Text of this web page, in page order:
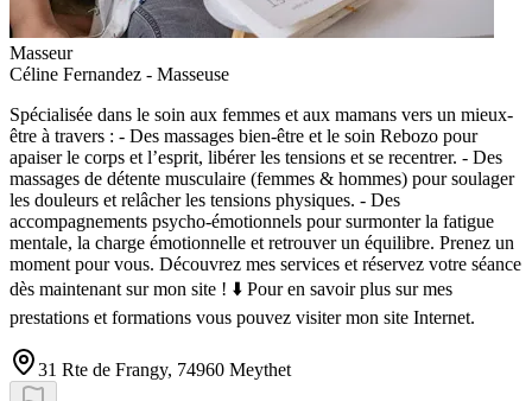
Masseur
Céline Fernandez - Masseuse
Spécialisée dans le soin aux femmes et aux mamans vers un mieux-
être à travers : - Des massages bien-être et le soin Rebozo pour
apaiser le corps et l’esprit, libérer les tensions et se recentrer. - Des
massages de détente musculaire (femmes & hommes) pour soulager
les douleurs et relâcher les tensions physiques. - Des
accompagnements psycho-émotionnels pour surmonter la fatigue
mentale, la charge émotionnelle et retrouver un équilibre. Prenez un
moment pour vous. Découvrez mes services et réservez votre séance
dès maintenant sur mon site ! ⬇️ Pour en savoir plus sur mes
prestations et formations vous pouvez visiter mon site Internet.
31 Rte de Frangy, 74960 Meythet